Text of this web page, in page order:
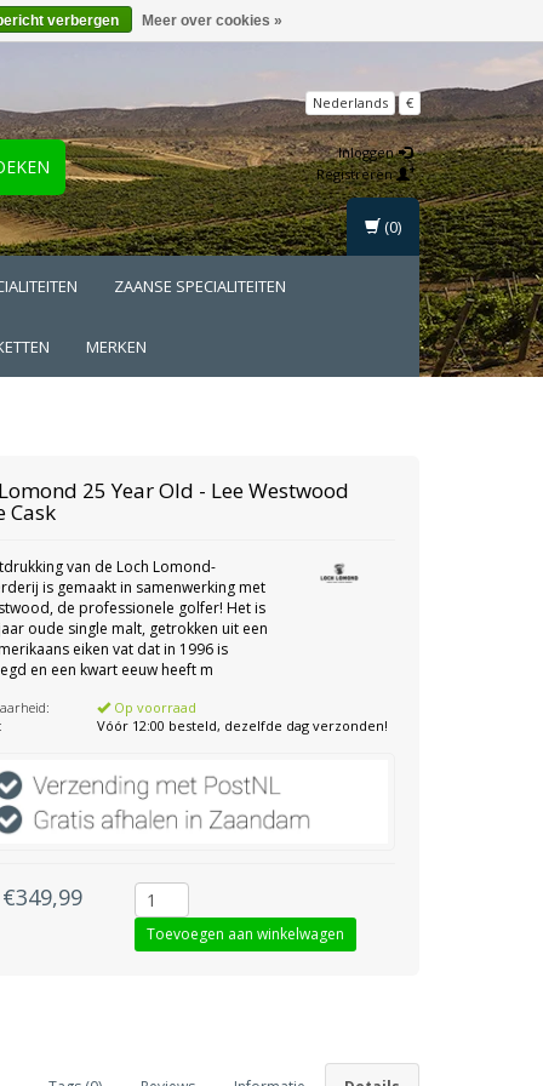
Nederlands €
Inloggen
Registreren
ZAANSE SPECIALITEITEN
MERKEN
(0)
25 Year Old - Lee Westwood
Cask
van de Loch Lomond-
is gemaakt in samenwerking met
de professionele golfer! Het is
oude single malt, getrokken uit een
eiken vat dat in 1996 is
en een kwart eeuw heeft m
Op voorraad
Vóór 12:00 besteld, dezelfde dag verzonden!
€349,99
verbergen Meer over cookies »